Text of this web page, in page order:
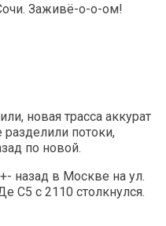
Заживё-о-о-ом!
новая трасса аккурат
потоки,
по новой.
назад в Москве на ул.
С5 с 2110 столкнулся.